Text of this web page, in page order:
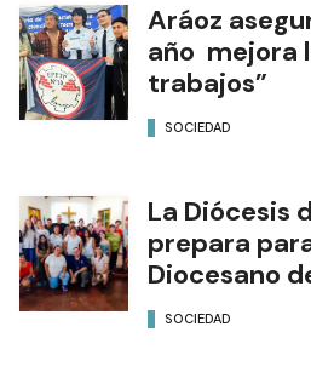
Aráoz
año mejora
trabajos”
SOCIEDAD
La Diócesis
prepara
Diocesano
SOCIEDAD